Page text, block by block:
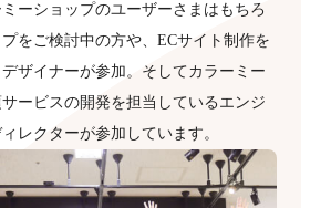
ーショップのユーザーさまはもちろ
をご検討中の方や、ECサイト制作を
ザイナーが​参加。そしてカラーミー
ービスの開発を担当しているエンジ
レクターが参加していま​す。